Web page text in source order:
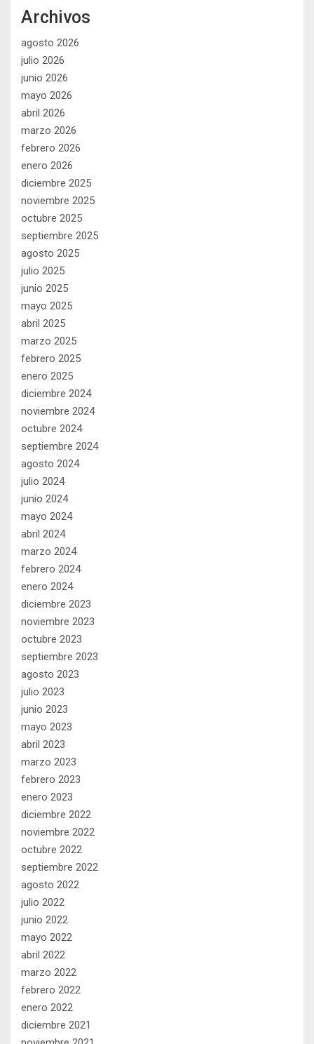
Archivos
agosto 2026
julio 2026
junio 2026
mayo 2026
abril 2026
marzo 2026
febrero 2026
enero 2026
diciembre 2025
noviembre 2025
octubre 2025
septiembre 2025
agosto 2025
julio 2025
junio 2025
mayo 2025
abril 2025
marzo 2025
febrero 2025
enero 2025
diciembre 2024
noviembre 2024
octubre 2024
septiembre 2024
agosto 2024
julio 2024
junio 2024
mayo 2024
abril 2024
marzo 2024
febrero 2024
enero 2024
diciembre 2023
noviembre 2023
octubre 2023
septiembre 2023
agosto 2023
julio 2023
junio 2023
mayo 2023
abril 2023
marzo 2023
febrero 2023
enero 2023
diciembre 2022
noviembre 2022
octubre 2022
septiembre 2022
agosto 2022
julio 2022
junio 2022
mayo 2022
abril 2022
marzo 2022
febrero 2022
enero 2022
diciembre 2021